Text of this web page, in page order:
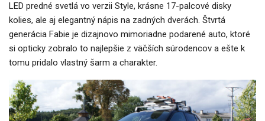
LED predné svetlá vo verzii Style, krásne 17-palcové disky
kolies, ale aj elegantný nápis na zadných dverách. Štvrtá
generácia Fabie je dizajnovo mimoriadne podarené auto, ktoré
si opticky zobralo to najlepšie z väčších súrodencov a ešte k
tomu pridalo vlastný šarm a charakter.